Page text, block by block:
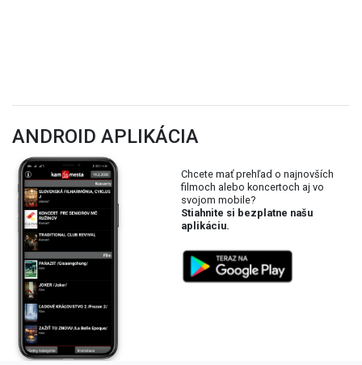
ANDROID APLIKÁCIA
Chcete mať prehľad o najnovších
filmoch alebo koncertoch aj vo
svojom mobile?
Stiahnite si bezplatne našu
aplikáciu.